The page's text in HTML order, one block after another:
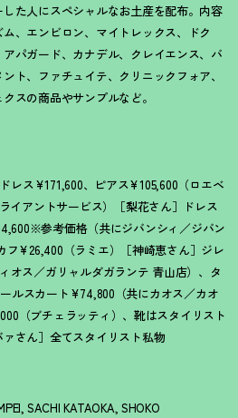
た人にスペシャルなお土産を配布。内容
、エンビロン、マイトレックス、ドク
パガード、カナデル、クレイエンス、バ
ト、ファチュイテ、クリニックフォア、
スの商品やサンプルなど。
レス¥171,600、ピアス¥105,600（ロエベ
イアントサービス）［梨花さん］ドレス
参考価格（共にジバンシィ／ジバン
フ¥26,400（ラミエ）［神崎恵さん］ジレ
オス／ガリャルダガランテ 青山店）、タ
ルスカート¥74,800（共にカオス／カオ
（ブチェラッティ）、靴はスタイリスト
さん］全てスタイリスト私物
SACHI KATAOKA, SHOKO